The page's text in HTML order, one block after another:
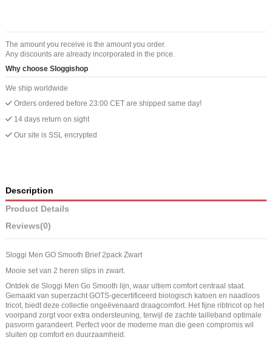
The amount you receive is the amount you order.
Any discounts are already incorporated in the price.
Why choose Sloggishop
We ship worldwide
Orders ordered before 23:00 CET are shipped same day!
14 days return on sight
Our site is SSL encrypted
Description
Product Details
Reviews(0)
Sloggi Men GO Smooth Brief 2pack Zwart
Mooie set van 2 heren slips in zwart.
Ontdek de Sloggi Men Go Smooth lijn, waar ultiem comfort centraal staat.
Gemaakt van superzacht GOTS-gecertificeerd biologisch katoen en naadloos
tricot, biedt deze collectie ongeëvenaard draagcomfort. Het fijne ribtricot op het
voorpand zorgt voor extra ondersteuning, terwijl de zachte tailleband optimale
pasvorm garandeert. Perfect voor de moderne man die geen compromis wil
sluiten op comfort en duurzaamheid.